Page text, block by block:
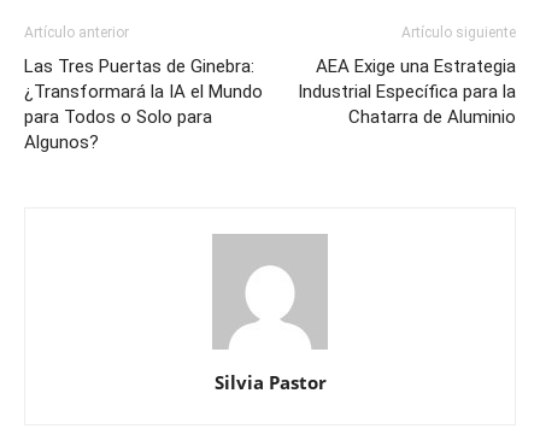
Artículo anterior
Las Tres Puertas de Ginebra:
¿Transformará la IA el Mundo
para Todos o Solo para
Algunos?
Artículo siguiente
AEA Exige una Estrategia
Industrial Específica para la
Chatarra de Aluminio
Silvia Pastor